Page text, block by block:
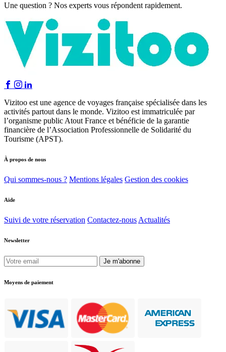
Une question ? Nos experts vous répondent rapidement.
Vizitoo est une agence de voyages française spécialisée dans les
activités partout dans le monde. Vizitoo est immatriculée par
l’organisme public Atout France et bénéficie de la garantie
financière de l’Association Professionnelle de Solidarité du
Tourisme (APST).
À propos de nous
Qui sommes-nous ? Mentions légales Gestion des cookies
Aide
Suivi de votre réservation Contactez-nous Actualités
Newsletter
Je m'abonne
Moyens de paiement